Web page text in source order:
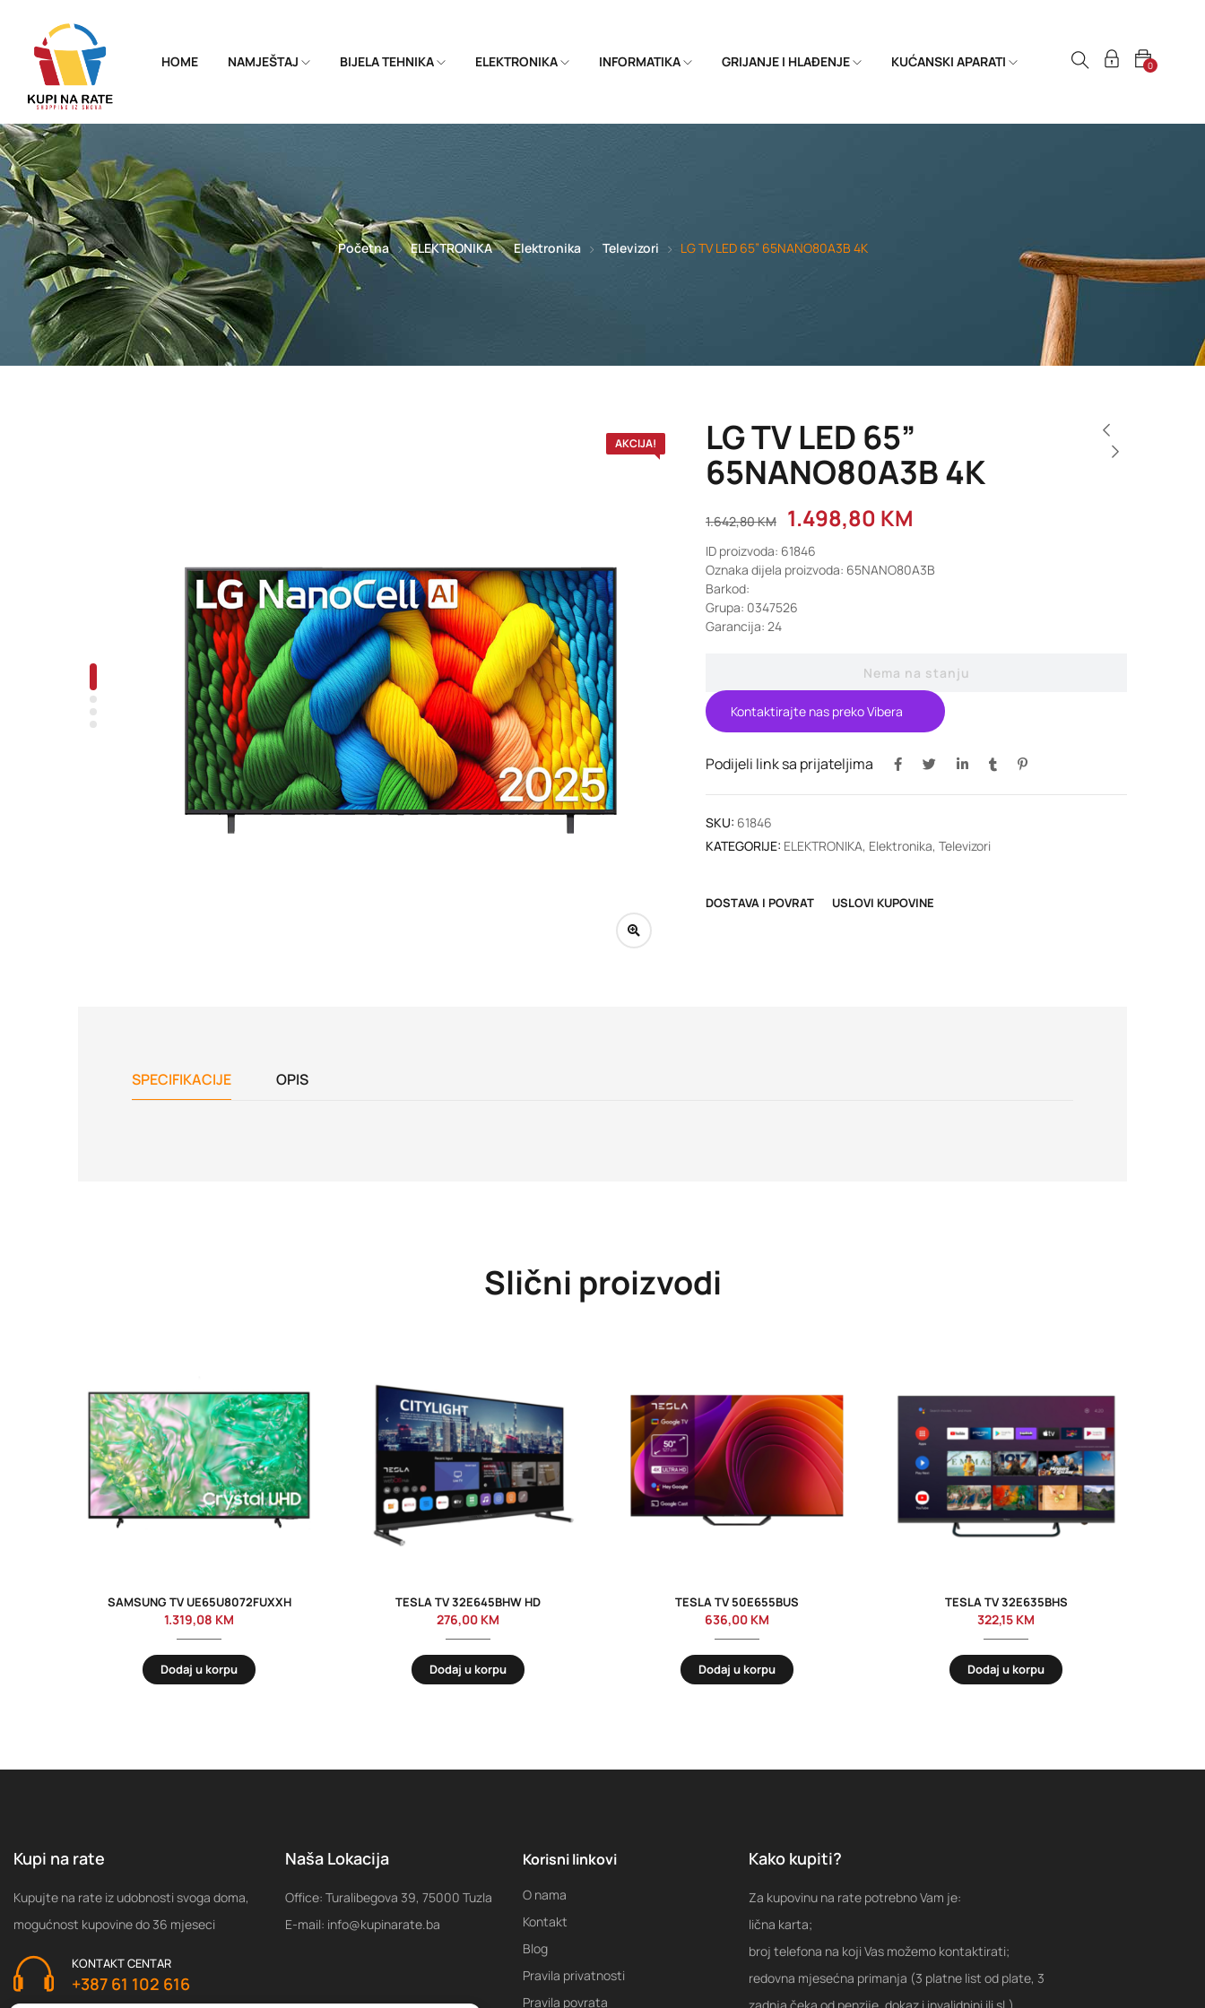
HOME NAMJEŠTAJ BIJELA TEHNIKA ELEKTRONIKA INFORMATIKA GRIJANJE I HLAĐENJE KUĆANSKI APARATI 0
Početna ELEKTRONIKA Elektronika Televizori LG TV LED 65” 65NANO80A3B 4K
AKCIJA! LG TV LED 65”
65NANO80A3B 4K
1.642,80KM 1.498,80 KM
ID proizvoda: 61846
Oznaka dijela proizvoda: 65NANO80A3B
Barkod:
Grupa: 0347526
Garancija: 24
Nema na stanju
Kontaktirajte nas preko Vibera
Podijeli link sa prijateljima
SKU: 61846
KATEGORIJE: ELEKTRONIKA, Elektronika, Televizori
DOSTAVA I POVRAT USLOVI KUPOVINE
SPECIFIKACIJE OPIS
Slični proizvodi
SAMSUNG TV UE65U8072FUXXH
1.319,08 KM
Dodaj u korpu
TESLA TV 32E645BHW HD
276,00 KM
Dodaj u korpu
TESLA TV 50E655BUS
636,00 KM
Dodaj u korpu
TESLA TV 32E635BHS
322,15 KM
Dodaj u korpu
Kupi na rate
Kupujte na rate iz udobnosti svoga doma,
mogućnost kupovine do 36 mjeseci
KONTAKT CENTAR
+387 61 102 616
Naša Lokacija
Office: Turalibegova 39, 75000 Tuzla
E-mail: info@kupinarate.ba
Korisni linkovi
O nama
Kontakt
Blog
Pravila privatnosti
Pravila povrata
Kako kupiti?
Za kupovinu na rate potrebno Vam je:
lična karta;
broj telefona na koji Vas možemo kontaktirati;
redovna mjesećna primanja (3 platne list od plate, 3